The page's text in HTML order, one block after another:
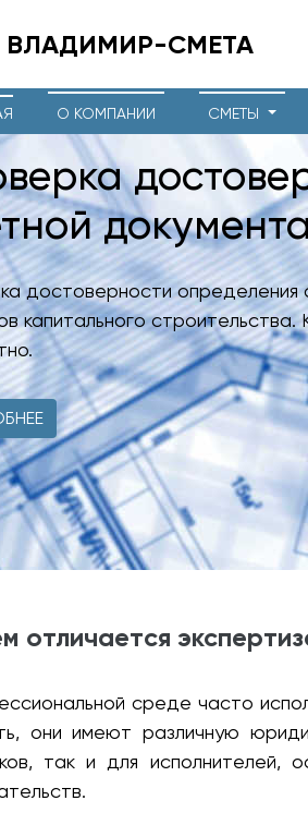
ВЛАДИМИР-СМЕТА
О КОМПАНИИ СМЕТЫ
достоверности определения
капитального строительства.
отличается
среде часто
они имеют различную
так и для исполнителей,